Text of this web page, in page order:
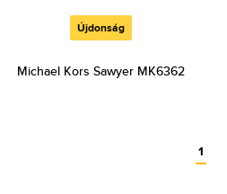
Újdonság
Michael Kors Sawyer MK6362
1